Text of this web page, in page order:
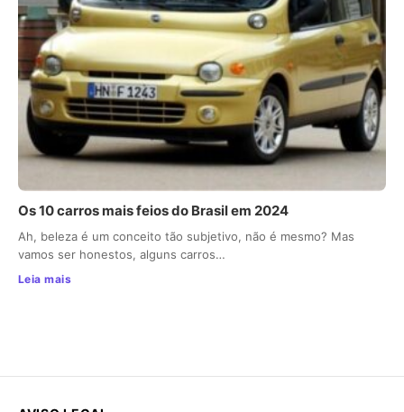
Os 10 carros mais feios do Brasil em 2024
Ah, beleza é um conceito tão subjetivo, não é mesmo? Mas
vamos ser honestos, alguns carros…
Leia mais